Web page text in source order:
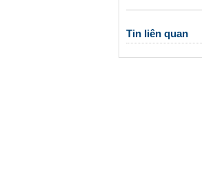
Tin liên quan